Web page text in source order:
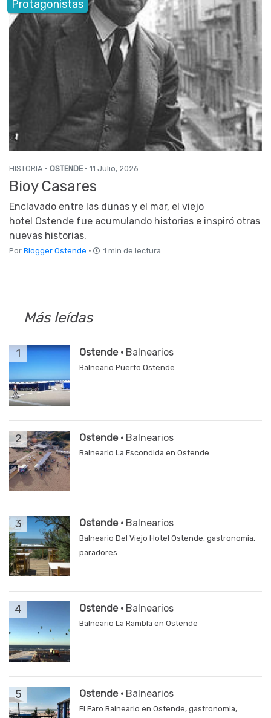
Protagonistas
HISTORIA · OSTENDE· 11 Julio, 2026
Bioy Casares
Enclavado entre las dunas y el mar, el viejo
hotel Ostende fue acumulando historias e inspiró otras
nuevas historias.
Por Blogger Ostende · 1 min de lectura
Más leídas
1 Ostende · Balnearios
Balneario Puerto Ostende
2 Ostende · Balnearios
Balneario La Escondida en Ostende
3 Ostende · Balnearios
Balneario Del Viejo Hotel Ostende, gastronomia,
paradores
4 Ostende · Balnearios
Balneario La Rambla en Ostende
5 Ostende · Balnearios
El Faro Balneario en Ostende, gastronomia,